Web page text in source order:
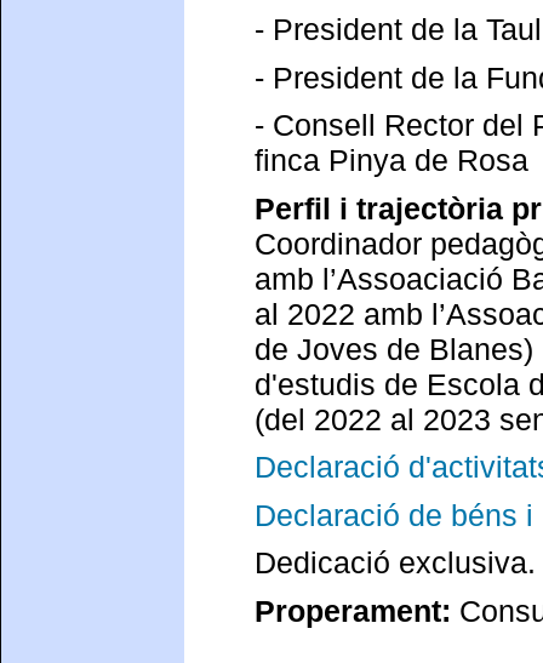
- President de la
- President de la
- Consell Rector del
finca Pinya de Rosa
Perfil i trajectòria
Coordinador
amb l’Assoaciació
al 2022 amb
de Joves de
d'estudis de Escola
(del 2022 al 2023
Declaració
Declaració de béns
Dedicació exclusiva.
Properament: